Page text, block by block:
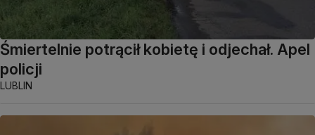
Śmiertelnie potrącił kobietę i odjechał. Apel
policji
LUBLIN